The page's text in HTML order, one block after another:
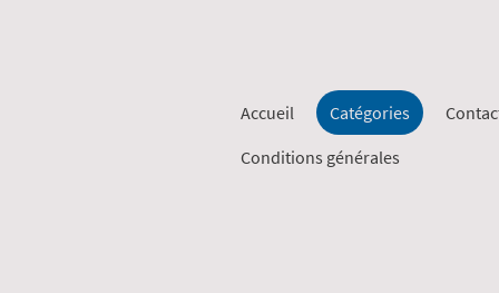
Accueil Catégories
Conditions générales